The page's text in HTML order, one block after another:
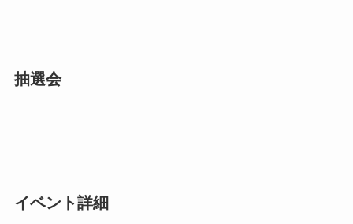
抽選会
イベント詳細